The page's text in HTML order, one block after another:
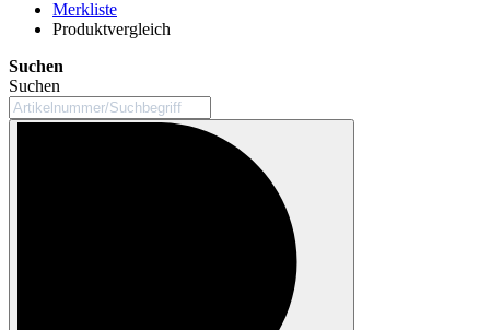
Merkliste
Produktvergleich
Suchen
Suchen